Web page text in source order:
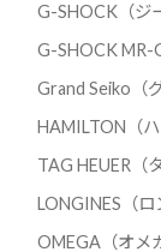
G-SHOCK（ジ
G-SHOCK MR-
Grand Seiko（
HAMILTON（ハ
TAG HEUER（
LONGINES（ロ
OMEGA（オメ